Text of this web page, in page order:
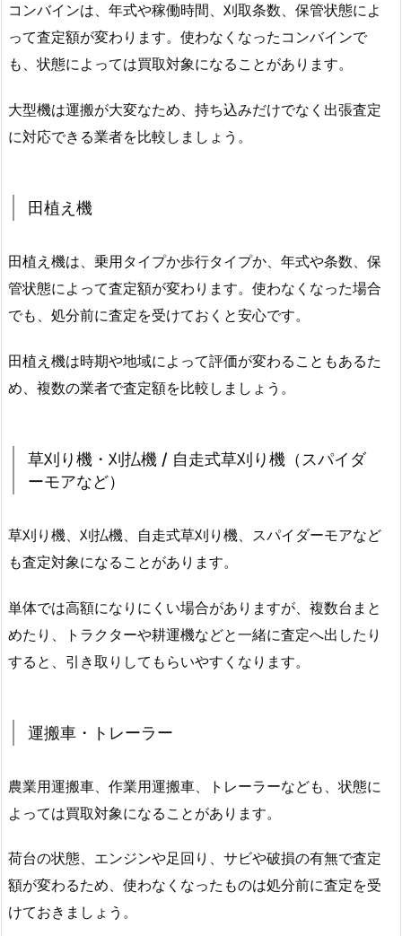
コンバインは、年式や稼働時間、刈取条数、保管状態によ
って査定額が変わります。使わなくなったコンバインで
も、状態によっては買取対象になることがあります。
大型機は運搬が大変なため、持ち込みだけでなく出張査定
に対応できる業者を比較しましょう。
田植え機
田植え機は、乗用タイプか歩行タイプか、年式や条数、保
管状態によって査定額が変わります。使わなくなった場合
でも、処分前に査定を受けておくと安心です。
田植え機は時期や地域によって評価が変わることもあるた
め、複数の業者で査定額を比較しましょう。
草刈り機・刈払機 / 自走式草刈り機（スパイダ
ーモアなど）
草刈り機、刈払機、自走式草刈り機、スパイダーモアなど
も査定対象になることがあります。
単体では高額になりにくい場合がありますが、複数台まと
めたり、トラクターや耕運機などと一緒に査定へ出したり
すると、引き取りしてもらいやすくなります。
運搬車・トレーラー
農業用運搬車、作業用運搬車、トレーラーなども、状態に
よっては買取対象になることがあります。
荷台の状態、エンジンや足回り、サビや破損の有無で査定
額が変わるため、使わなくなったものは処分前に査定を受
けておきましょう。